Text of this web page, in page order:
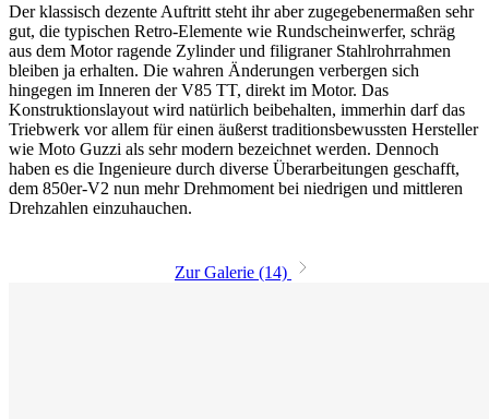
Der klassisch dezente Auftritt steht ihr aber zugegebenermaßen sehr
gut, die typischen Retro-Elemente wie Rundscheinwerfer, schräg
aus dem Motor ragende Zylinder und filigraner Stahlrohrrahmen
bleiben ja erhalten. Die wahren Änderungen verbergen sich
hingegen im Inneren der V85 TT, direkt im Motor. Das
Konstruktionslayout wird natürlich beibehalten, immerhin darf das
Triebwerk vor allem für einen äußerst traditionsbewussten Hersteller
wie Moto Guzzi als sehr modern bezeichnet werden. Dennoch
haben es die Ingenieure durch diverse Überarbeitungen geschafft,
dem 850er-V2 nun mehr Drehmoment bei niedrigen und mittleren
Drehzahlen einzuhauchen.
Zur Galerie (14)